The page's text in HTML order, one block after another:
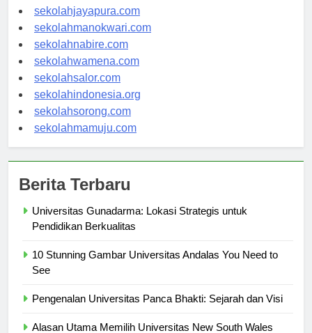
sekolahambon.com
sekolahjayapura.com
sekolahmanokwari.com
sekolahnabire.com
sekolahwamena.com
sekolahsalor.com
sekolahindonesia.org
sekolahsorong.com
Universitas Gunadarma: Lokasi Strategis untuk
10 Stunning Gambar Universitas Andalas You Need to